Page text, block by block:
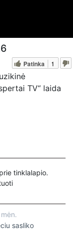
Patinka 1
TV“ laida
mus
tinklalapio.
sasliko